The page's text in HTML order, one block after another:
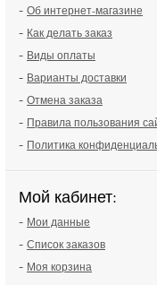
- Об интернет-магазине
- Как делать заказ
- Виды оплаты
- Варианты доставки
- Отмена заказа
- Правила пользования
- Политика
Мой кабинет:
- Мои данные
- Список заказов
- Моя корзина